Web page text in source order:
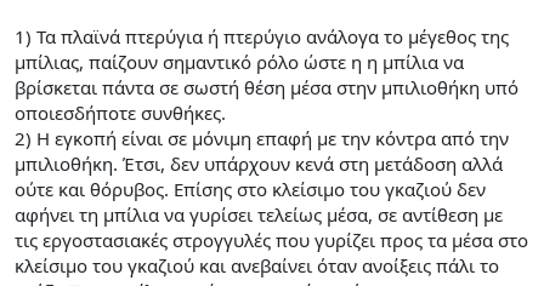
1) Τα πλαϊνά πτερύγια ή πτερύγιο ανάλογα το μέγεθος της
μπίλιας, παίζουν σημαντικό ρόλο ώστε η η μπίλια να
βρίσκεται πάντα σε σωστή θέση μέσα στην μπιλιοθήκη υπό
οποιεσδήποτε συνθήκες.
2) Η εγκοπή είναι σε μόνιμη επαφή με την κόντρα από την
μπιλιοθήκη. Έτσι, δεν υπάρχουν κενά στη μετάδοση αλλά
ούτε και θόρυβος. Επίσης στο κλείσιμο του γκαζιού δεν
αφήνει τη μπίλια να γυρίσει τελείως μέσα, σε αντίθεση με
τις εργοστασιακές στρογγυλές που γυρίζει προς τα μέσα στο
κλείσιμο του γκαζιού και ανεβαίνει όταν ανοίξεις πάλι το